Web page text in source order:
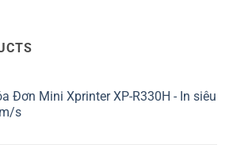
Đơn Mini Xprinter XP-R330H - In siêu
s